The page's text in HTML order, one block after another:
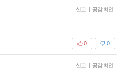
신고 | 공감 확인
0
0
신고 | 공감 확인